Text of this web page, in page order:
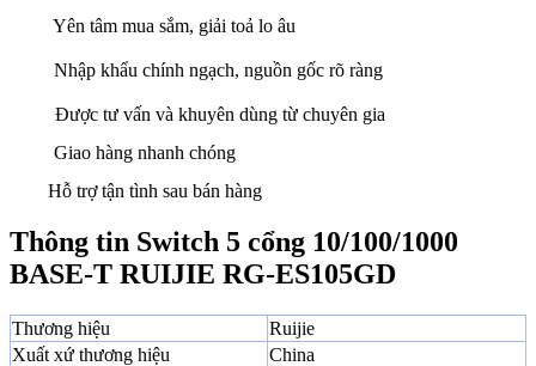
Yên tâm mua sắm, giải toả lo âu
Nhập khẩu chính ngạch, nguồn gốc rõ ràng
Được tư vấn và khuyên dùng từ chuyên gia
Giao hàng nhanh chóng
Hỗ trợ tận tình sau bán hàng
Thông tin Switch 5 cổng 10/100/1000
BASE-T RUIJIE RG-ES105GD
Thương hiệu
Ruijie
Xuất xứ thương hiệu
China